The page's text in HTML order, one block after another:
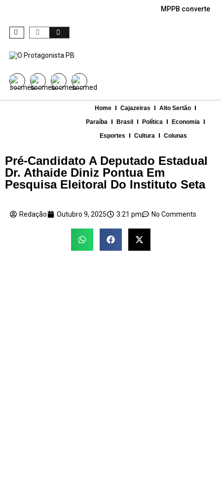
MPPB converte
Home Cajazeiras
Alto Sertão
Paraíba
Brasil Política
Economia
Esportes
Cultura Colunas
Pré-Candidato A Deputado Estadual
Dr. Athaide Diniz Pontua Em
Pesquisa Eleitoral Do Instituto Seta
Redação Outubro 9, 2025 3:21 pm No Comments